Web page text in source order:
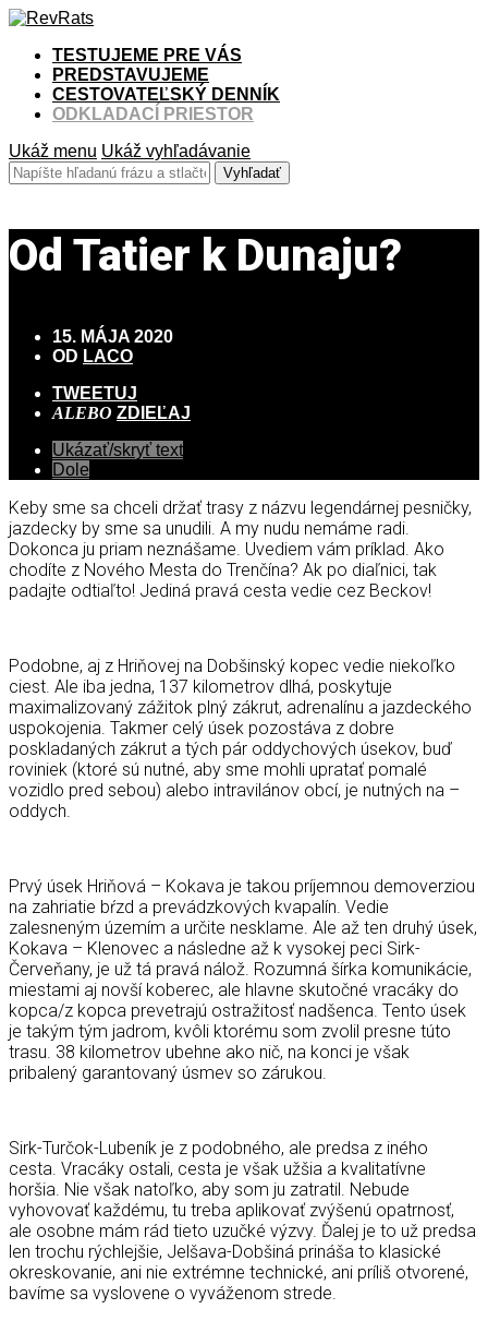
TESTUJEME PRE VÁS
PREDSTAVUJEME
CESTOVATEĽSKÝ DENNÍK
ODKLADACÍ PRIESTOR
Ukáž menu Ukáž vyhľadávanie
Od Tatier k Dunaju?
15. MÁJA 2020
OD LACO
TWEETUJ
ALEBO ZDIEĽAJ
Ukázať/skryť text
Dole
Keby sme sa chceli držať trasy z názvu legendárnej pesničky,
jazdecky by sme sa unudili. A my nudu nemáme radi.
Dokonca ju priam neznášame. Uvediem vám príklad. Ako
chodíte z Nového Mesta do Trenčína? Ak po diaľnici, tak
padajte odtiaľto! Jediná pravá cesta vedie cez Beckov!
Podobne, aj z Hriňovej na Dobšinský kopec vedie niekoľko
ciest. Ale iba jedna, 137 kilometrov dlhá, poskytuje
maximalizovaný zážitok plný zákrut, adrenalínu a jazdeckého
uspokojenia. Takmer celý úsek pozostáva z dobre
poskladaných zákrut a tých pár oddychových úsekov, buď
roviniek (ktoré sú nutné, aby sme mohli upratať pomalé
vozidlo pred sebou) alebo intravilánov obcí, je nutných na –
oddych.
Prvý úsek Hriňová – Kokava je takou príjemnou demoverziou
na zahriatie bŕzd a prevádzkových kvapalín. Vedie
zalesneným územím a určite nesklame. Ale až ten druhý úsek,
Kokava – Klenovec a následne až k vysokej peci Sirk-
Červeňany, je už tá pravá nálož. Rozumná šírka komunikácie,
miestami aj novší koberec, ale hlavne skutočné vracáky do
kopca/z kopca prevetrajú ostražitosť nadšenca. Tento úsek
je takým tým jadrom, kvôli ktorému som zvolil presne túto
trasu. 38 kilometrov ubehne ako nič, na konci je však
pribalený garantovaný úsmev so zárukou.
Sirk-Turčok-Lubeník je z podobného, ale predsa z iného
cesta. Vracáky ostali, cesta je však užšia a kvalitatívne
horšia. Nie však natoľko, aby som ju zatratil. Nebude
vyhovovať každému, tu treba aplikovať zvýšenú opatrnosť,
ale osobne mám rád tieto uzučké výzvy. Ďalej je to už predsa
len trochu rýchlejšie, Jelšava-Dobšiná prináša to klasické
okreskovanie, ani nie extrémne technické, ani príliš otvorené,
bavíme sa vyslovene o vyváženom strede.